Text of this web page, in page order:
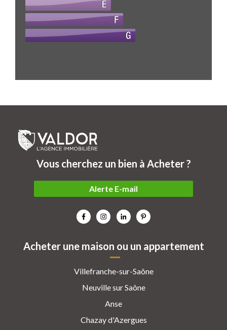
Acheter une maison ou un appartement
Villefranche-sur-Saône
Neuville sur Saône
Anse
Chazay d'Azergues
Vous cherchez un bien à Acheter ?
Alerte E-mail